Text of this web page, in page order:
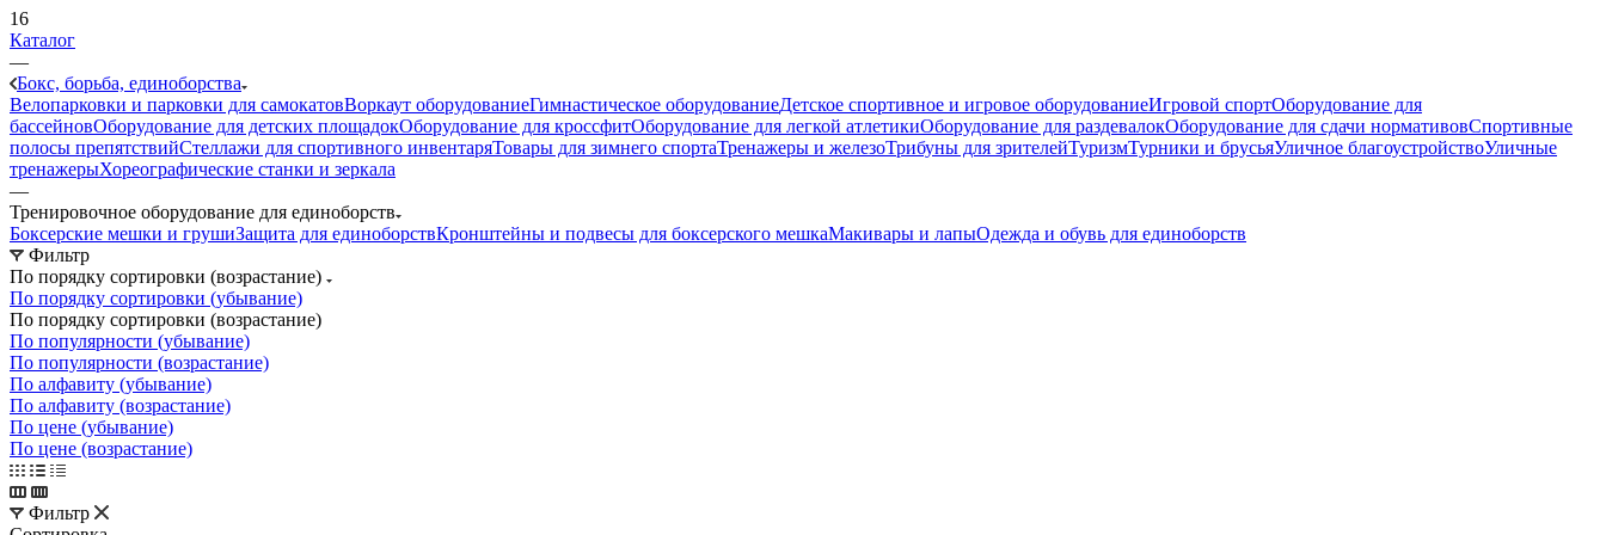
16
Каталог
—
Бокс, борьба, единоборства
Велопарковки и парковки для самокатовВоркаут оборудованиеГимнастическое оборудованиеДетское спортивное и игровое оборудованиеИгровой спортОборудование для
бассейновОборудование для детских площадокОборудование для кроссфитОборудование для легкой атлетикиОборудование для раздевалокОборудование для сдачи нормативовСпортивные
полосы препятствийСтеллажи для спортивного инвентаряТовары для зимнего спортаТренажеры и железоТрибуны для зрителейТуризмТурники и брусьяУличное благоустройствоУличные
тренажерыХореографические станки и зеркала
—
Тренировочное оборудование для единоборств
Боксерские мешки и грушиЗащита для единоборствКронштейны и подвесы для боксерского мешкаМакивары и лапыОдежда и обувь для единоборств
Фильтр
По порядку сортировки (возрастание)
По порядку сортировки (убывание)
По порядку сортировки (возрастание)
По популярности (убывание)
По популярности (возрастание)
По алфавиту (убывание)
По алфавиту (возрастание)
По цене (убывание)
По цене (возрастание)
Фильтр